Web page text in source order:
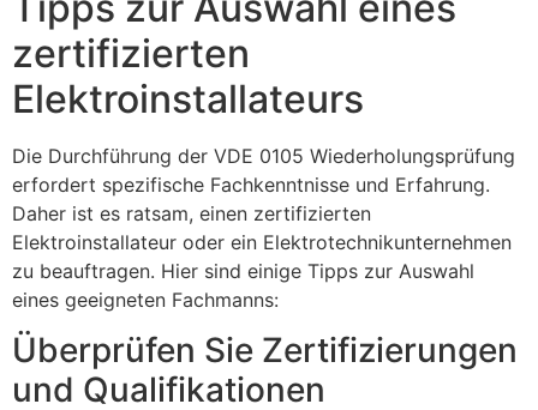
zertifizierten
Elektroinstallateurs
Die Durchführung der VDE 0105 Wiederholungsprüfung
erfordert spezifische Fachkenntnisse und Erfahrung.
Daher ist es ratsam, einen zertifizierten
Elektroinstallateur oder ein Elektrotechnikunternehmen
zu beauftragen. Hier sind einige Tipps zur Auswahl
eines geeigneten Fachmanns:
Überprüfen Sie Zertifizierungen
und Qualifikationen